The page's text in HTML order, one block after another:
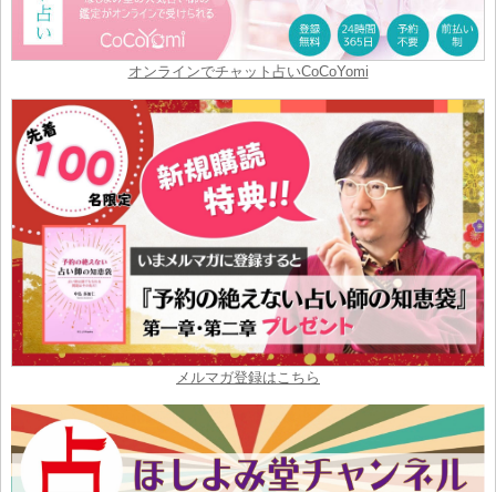
オンラインでチャット占いCoCoYomi
メルマガ登録はこちら